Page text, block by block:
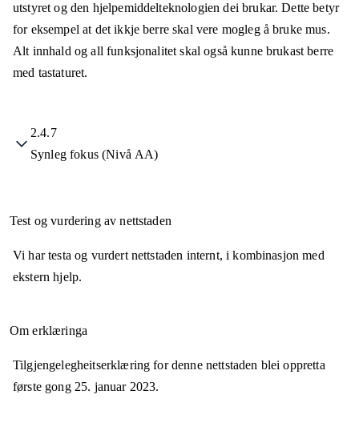
utstyret og den hjelpemiddelteknologien dei brukar. Dette betyr
for eksempel at det ikkje berre skal vere mogleg å bruke mus.
Alt innhald og all funksjonalitet skal også kunne brukast berre
med tastaturet.
2.4.7
Synleg fokus (Nivå AA)
Test og vurdering av nettstaden
Vi har testa og vurdert nettstaden internt, i kombinasjon med
ekstern hjelp.
Om erklæringa
Tilgjengelegheitserklæring for denne nettstaden blei oppretta
første gong 25. januar 2023.